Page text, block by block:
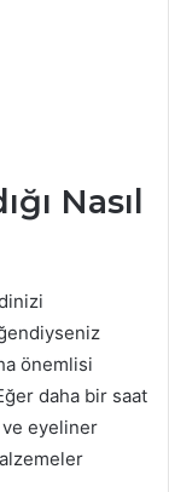
Nasıl
önemlisi
daha bir saat
eyeliner